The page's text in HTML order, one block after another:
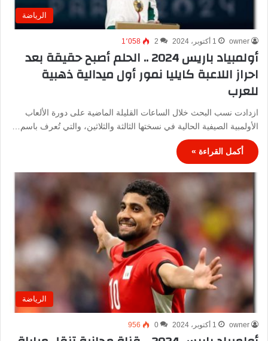
الرياضة
owner 1 أكتوبر، 2024 2 1٬058
أولمبياد باريس 2024 .. الحلم أصبح حقيقة بعد
احراز اللاعبة كايليا نمور أول ميدالية ذهبية
للعرب
ازدادت نسب البحث خلال الساعات القليلة الماضية على دورة الألعاب
الأولمبية الصيفية الحالية في نسختها الثالثة والثلاثين، والتي تُعرف باسم…
أكمل القراءة »
الرياضة
owner 1 أكتوبر، 2024 0
956